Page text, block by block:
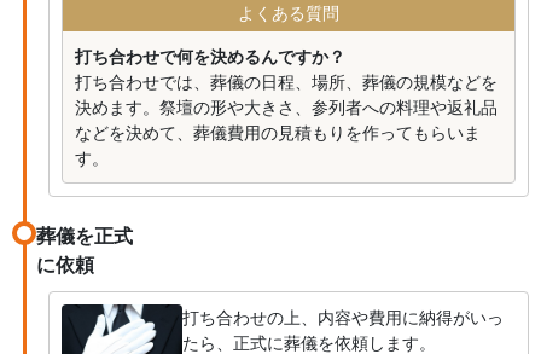
よくある質問
打ち合わせで何を決めるんですか？
打ち合わせでは、葬儀の日程、場所、葬儀の規模などを
決めます。祭壇の形や大きさ、参列者への料理や返礼品
などを決めて、葬儀費用の見積もりを作ってもらいま
す。
葬儀を正式
に依頼
打ち合わせの上、内容や費用に納得がいっ
たら、正式に葬儀を依頼します。